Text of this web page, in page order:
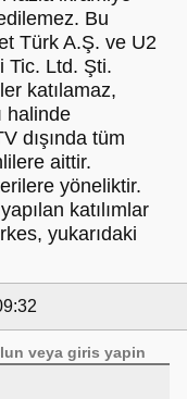
Bu
Türk A.Ş. ve U2
Tic. Ltd. Şti.
katılamaz,
halinde
dışında tüm
aittir.
yöneliktir.
katılımlar
yukarıdaki
veyagiris yapin